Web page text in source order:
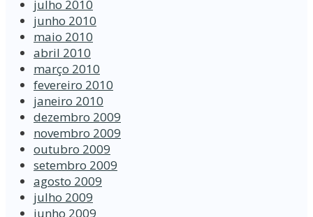
julho 2010
junho 2010
maio 2010
abril 2010
março 2010
fevereiro 2010
janeiro 2010
dezembro 2009
novembro 2009
outubro 2009
setembro 2009
agosto 2009
julho 2009
junho 2009